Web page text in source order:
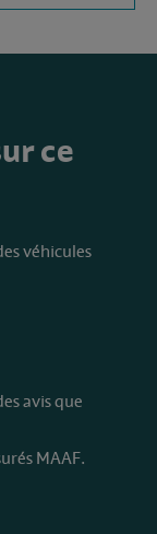
ce
véhicules
avis que
MAAF.